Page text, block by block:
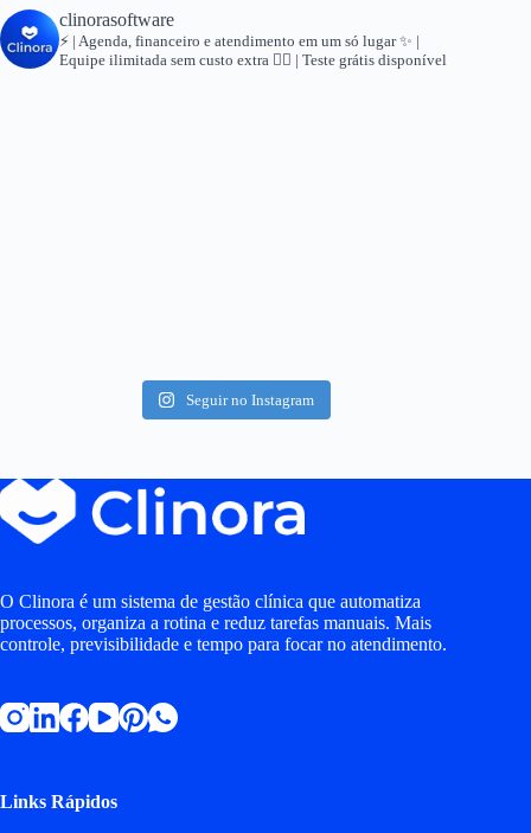
clinorasoftware
⚡ | Agenda, financeiro e atendimento em um só lugar✨ |
Equipe ilimitada sem custo extra 👇🏻 | Teste grátis disponível
Seguir no Instagram
O Clinora é um sistema de gestão clínica que automatiza
processos, organiza a rotina e reduz tarefas manuais. Mais
controle, previsibilidade e tempo para focar no atendimento.
Links Rápidos